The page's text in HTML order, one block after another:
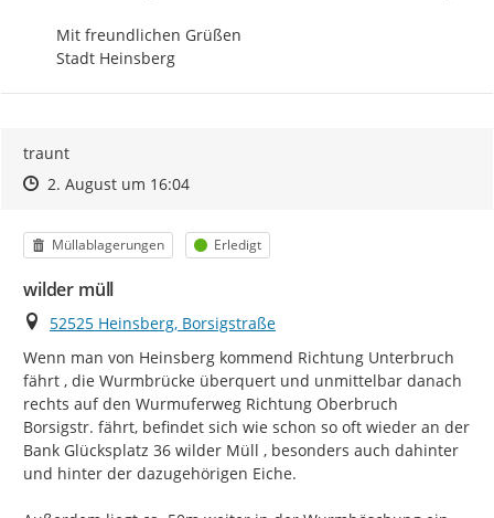
Mit freundlichen Grüßen
Stadt Heinsberg
traunt
Zeitpunkt des Erstellens
Zeitpunkt des Erstellens
2. August um 16:04Zur Äußerung
Kategorie
Müllablagerungen Status
Erledigt
wilder müll
Ort
52525 Heinsberg, Borsigstraße
Wenn man von Heinsberg kommend Richtung Unterbruch
fährt , die Wurmbrücke überquert und unmittelbar danach
rechts auf den Wurmuferweg Richtung Oberbruch
Borsigstr. fährt, befindet sich wie schon so oft wieder an der
Bank Glücksplatz 36 wilder Müll , besonders auch dahinter
und hinter der dazugehörigen Eiche.